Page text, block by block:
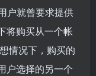
户就曾要求提供
将购买从一个帐
情况下，购买的
户选择的另一个